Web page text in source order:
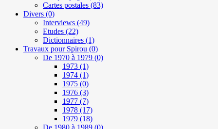
Cartes postales (83)
Divers (0)
Interviews (49)
Etudes (22)
Dictionnaires (1)
Travaux pour Spirou (0)
De 1970 à 1979 (0)
1973 (1)
1974 (1)
1975 (0)
1976 (3)
1977 (7)
1978 (17)
1979 (18)
De 1980 à 1989 (0)